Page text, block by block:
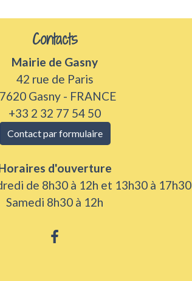
Contacts
Mairie de Gasny
42 rue de Paris
Gasny - FRANCE
+33 2 32 77 54 50
Contact par formulaire
d'ouverture
de 8h30 à 12h et 13h30 à 17h30
Samedi 8h30 à 12h